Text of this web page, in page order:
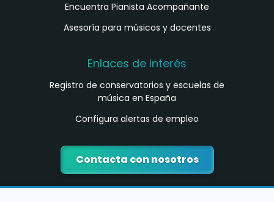
Encuentra Pianista Acompañante
Asesoría para músicos y docentes
Enlaces de interés
Registro de conservatorios y escuelas de
música en España
Configura alertas de empleo
Contacta con nosotros